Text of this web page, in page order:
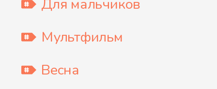
Для мальчиков
Мультфильм
Весна